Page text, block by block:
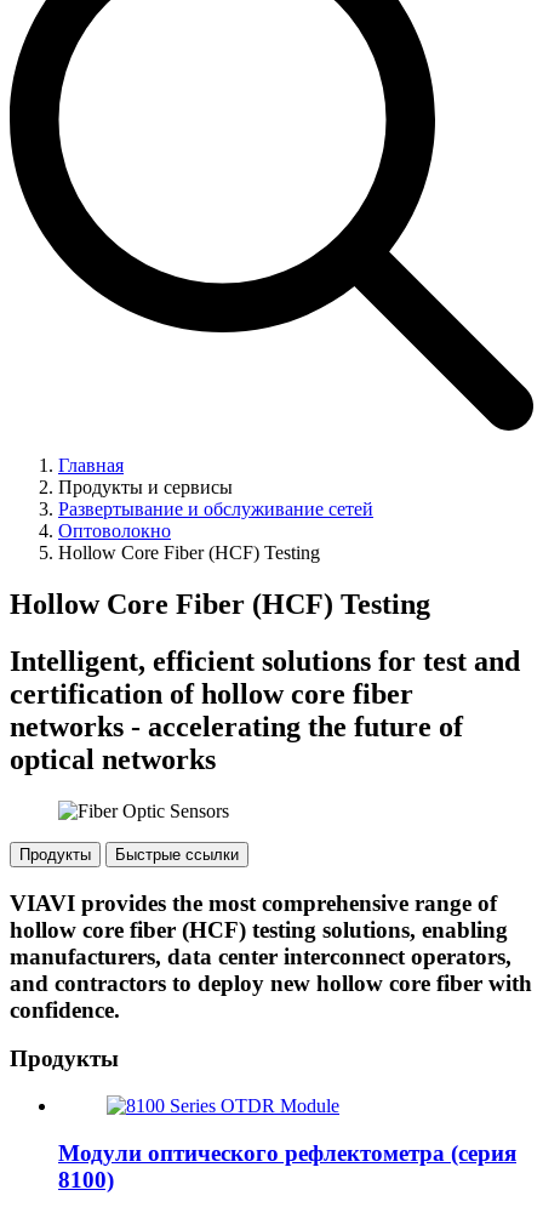
Главная
Продукты и сервисы
Развертывание и обслуживание сетей
Оптоволокно
Hollow Core Fiber (HCF) Testing
Hollow Core Fiber (HCF) Testing
Intelligent, efficient solutions for test and
certification of hollow core fiber
networks - accelerating the future of
optical networks
Продукты Быстрые ссылки
VIAVI provides the most comprehensive range of
hollow core fiber (HCF) testing solutions, enabling
manufacturers, data center interconnect operators,
and contractors to deploy new hollow core fiber with
confidence.
Продукты
Модули оптического рефлектометра (серия
8100)